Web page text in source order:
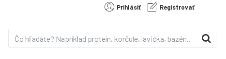
Prihlásiť Registrovať